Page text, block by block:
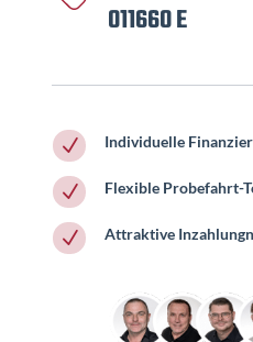
011660 E
N Individuelle
N Flexible Probefahrt-
N Attraktive